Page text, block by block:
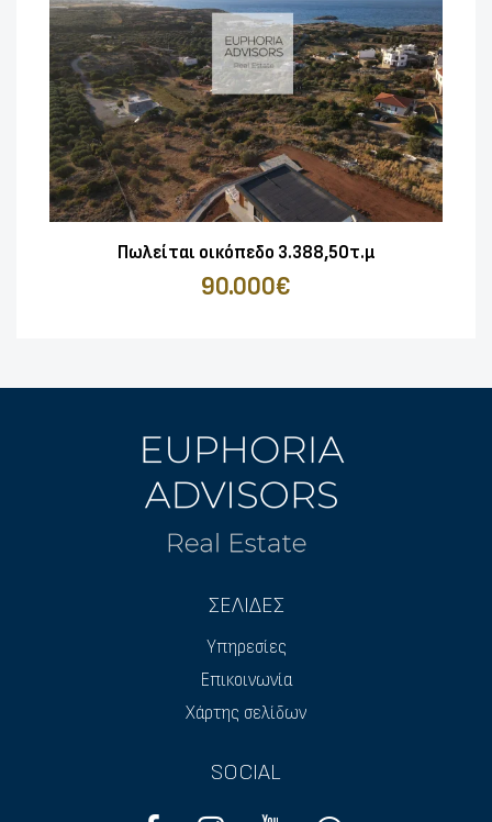
Πωλείται οικόπεδο 3.388,50τ.μ
90.000€
ΣΕΛΙΔΕΣ
Υπηρεσίες
Επικοινωνία
Χάρτης σελίδων
SOCIAL